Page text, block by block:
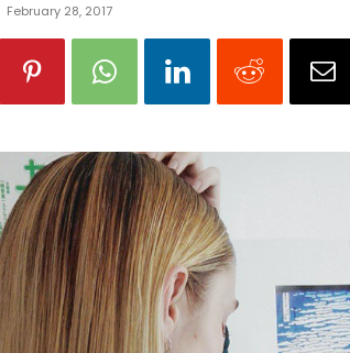
February 28, 2017